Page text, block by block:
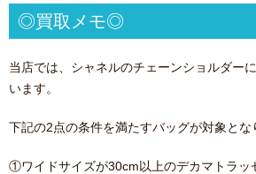
◎買取メモ◎
当店では、シャネルのチェーンショルダー
います。
下記の2点の条件を満たすバッグが対象とな
①ワイドサイズが30cm以上のデカマトラッ